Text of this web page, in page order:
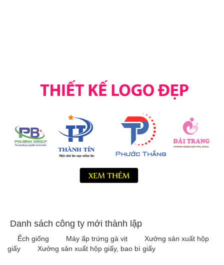
Danh sách công ty mới thành lập
Ếch giống Máy ấp trứng gà vịt
Xưởng sản xuất hộp
giấy
Xưởng sản xuất hộp giấy, bao bì giấy